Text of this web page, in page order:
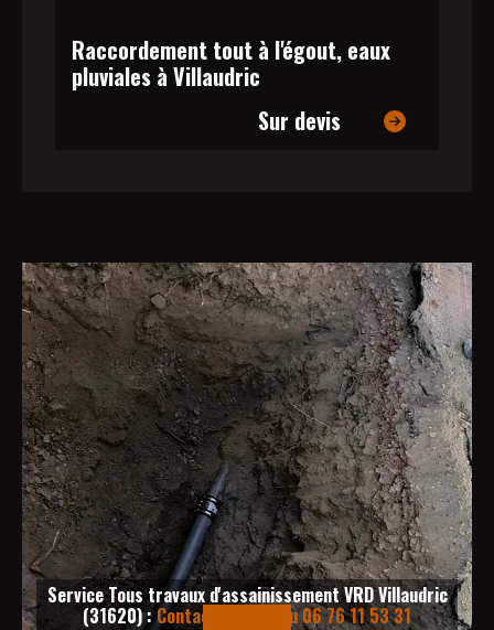
Raccordement tout à l'égout, eaux
pluviales à Villaudric
Sur devis
Service Tous travaux d'assainissement VRD Villaudric
(31620) :Contactez-nous au 06 76 11 53 31